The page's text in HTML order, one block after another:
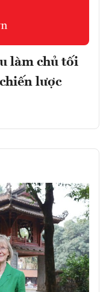
làm chủ tối
lược